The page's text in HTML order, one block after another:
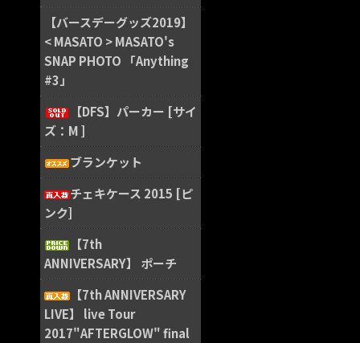
【バースデーグッズ2019】
< MASATO > MASATO's
SNAP PHOTO 「Anything
#3」
【DFS】パーカー [サイ
ズ：M ]
ブランケット
チェキケース 2015 [ピ
ンク]
【7th
ANNIVERSARY】 ポーチ
【7th ANNIVERSARY
LIVE】 live Tour
2017"AFTERGLOW" final